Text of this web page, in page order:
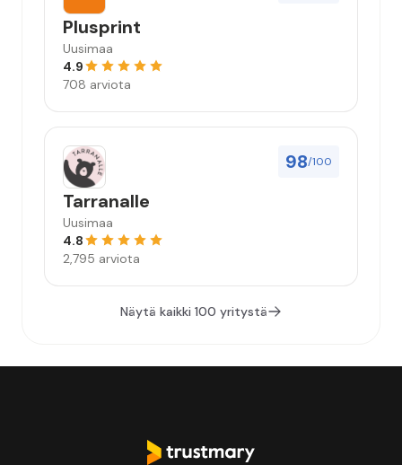
Plusprint
Uusimaa
4.9
708 arviota
98/100
Tarranalle
Uusimaa
4.8
2,795 arviota
Näytä kaikki 100 yritystä